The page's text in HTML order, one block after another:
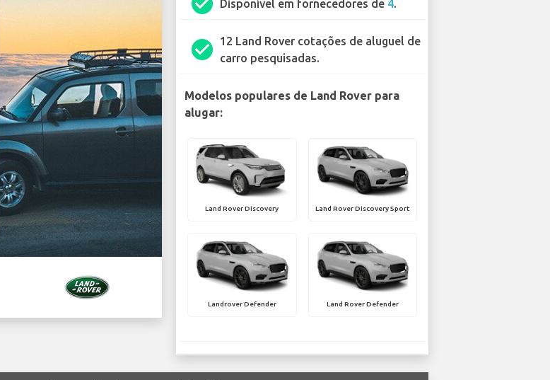
Disponível em fornecedores de 4.
check_circle
12 Land Rover cotações de aluguel de
carro pesquisadas.
Modelos populares de Land Rover para
alugar:
Land Rover Discovery Land Rover Discovery Sport
Landrover Defender Land Rover Defender